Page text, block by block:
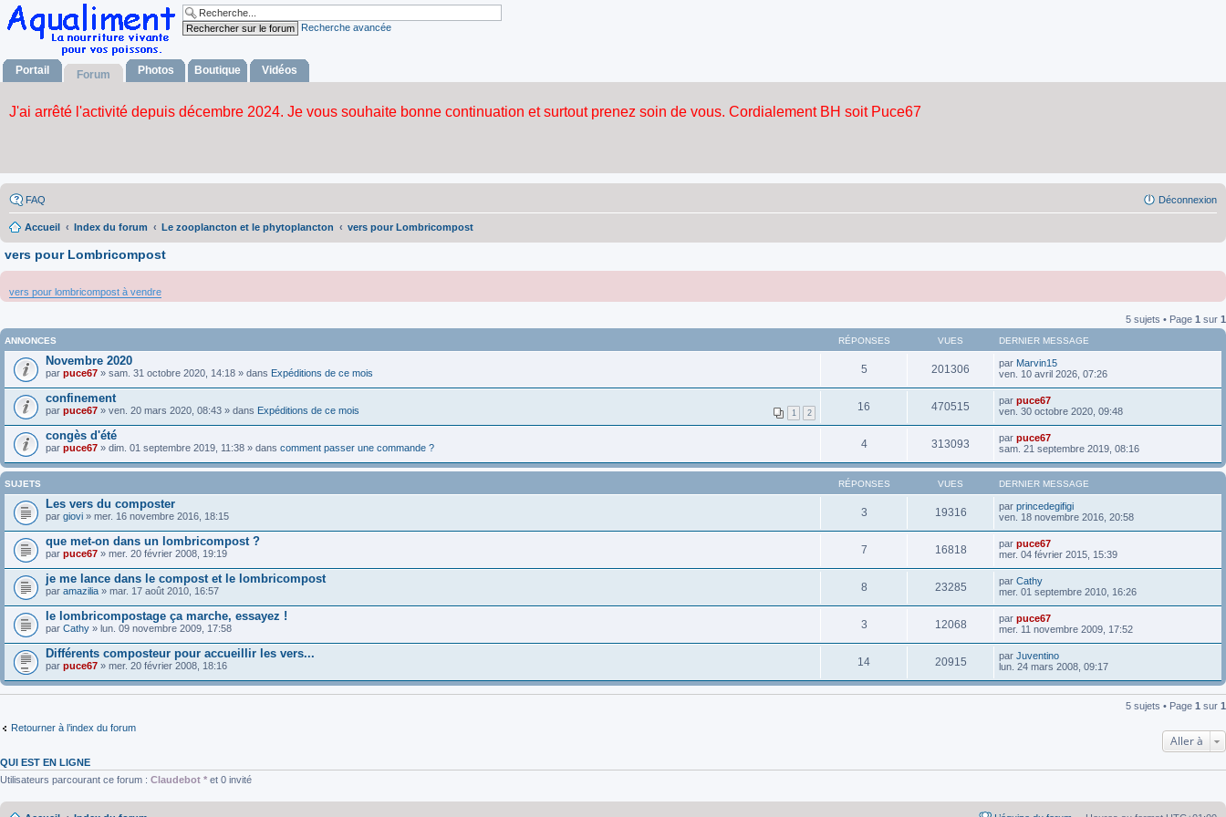
Recherche avancée
Portail Forum Photos Boutique Vidéos
FAQ Déconnexion
Accueil Index du forum Le zooplancton et le phytoplancton vers pour Lombricompost
vers pour Lombricompost
vers pour lombricompost à vendre
5 sujets • Page 1 sur 1
ANNONCES RÉPONSES VUES DERNIER MESSAGE
Novembre 2020
par puce67 » sam. 31 octobre 2020, 14:18 » dans Expéditions de ce mois 5 201306 par Marvin15
ven. 10 avril 2026, 07:26
confinement
1 2
par puce67 » ven. 20 mars 2020, 08:43 » dans Expéditions de ce mois 16 470515 par puce67
ven. 30 octobre 2020, 09:48
congès d'été
par puce67 » dim. 01 septembre 2019, 11:38 » dans comment passer une commande ? 4 313093 par puce67
sam. 21 septembre 2019, 08:16
SUJETS RÉPONSES VUES DERNIER MESSAGE
Les vers du composter
par giovi » mer. 16 novembre 2016, 18:15 3 19316 par princedegifigi
ven. 18 novembre 2016, 20:58
que met-on dans un lombricompost ?
par puce67 » mer. 20 février 2008, 19:19 7 16818 par puce67
mer. 04 février 2015, 15:39
je me lance dans le compost et le lombricompost
par amazilia » mar. 17 août 2010, 16:57 8 23285 par Cathy
mer. 01 septembre 2010, 16:26
le lombricompostage ça marche, essayez !
par Cathy » lun. 09 novembre 2009, 17:58 3 12068 par puce67
mer. 11 novembre 2009, 17:52
Différents composteur pour accueillir les vers...
par puce67 » mer. 20 février 2008, 18:16 14 20915 par Juventino
lun. 24 mars 2008, 09:17
5 sujets • Page 1 sur 1
Retourner à l’index du forum
Aller à
QUI EST EN LIGNE
Utilisateurs parcourant ce forum : Claudebot * et 0 invité